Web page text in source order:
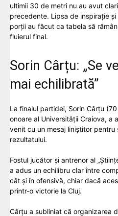
ultimii 30 de metri nu au avut
precedente. Lipsa de inspirație
porții au făcut ca tabela să
fluierul final.
Sorin Cârțu: „Se
mai echilibrată”
La finalul partidei, Sorin Cârțu
onoare al Universității Craiova, a
venit cu un mesaj liniștitor pentru
rezultatului.
Fostul jucător și antrenor al
a adus un echilibru clar între
cât și în ofensivă, chiar dacă
printr-o victorie la Cluj.
Cârțu a subliniat că organizarea